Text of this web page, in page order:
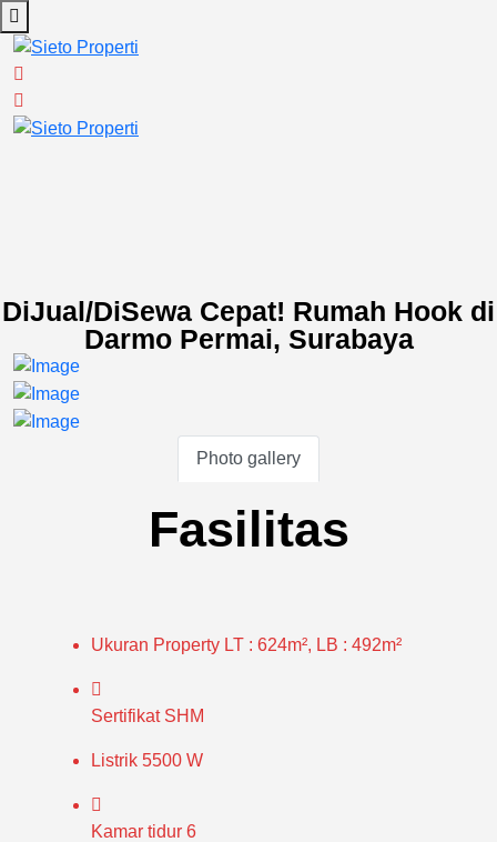
DiJual/DiSewa Cepat! Rumah Hook di
Darmo Permai, Surabaya
Photo gallery
Fasilitas
Ukuran Property LT : 624m², LB : 492m²
Sertifikat SHM
Listrik 5500 W
Kamar tidur 6